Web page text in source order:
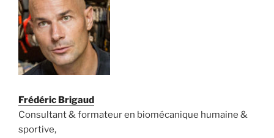
Frédéric Brigaud
Consultant & formateur en biomécanique humaine &
sportive,